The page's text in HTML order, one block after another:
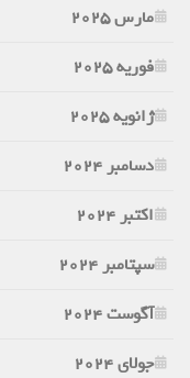
مارس 2025
فوریه 2025
ژانویه 2025
دسامبر 2024
اکتبر 2024
سپتامبر 2024
آگوست 2024
جولای 2024